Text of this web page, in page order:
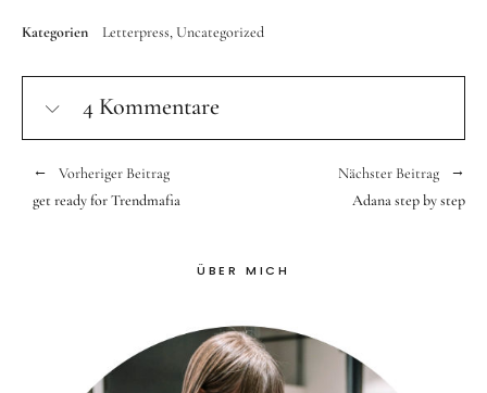
Kategorien Letterpress Uncategorized
4 Kommentare
Vorheriger Beitrag
get ready for Trendmafia
Nächster Beitrag
Adana step by step
ÜBER MICH